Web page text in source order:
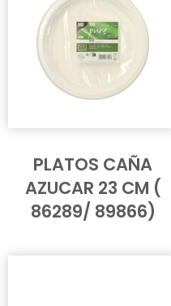
PLATOS CAÑA
AZUCAR 23 CM (
86289/ 89866)